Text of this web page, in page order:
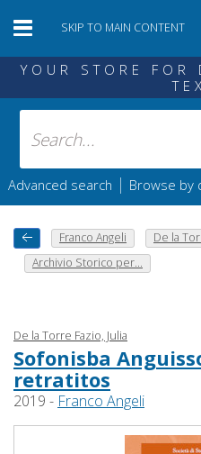
SKIP TO MAIN CONTENT
YOUR STORE FOR
Advanced search | Browse by
Franco Angeli
De la
Archivio Storico per...
De la Torre Fazio, Julia
Sofonisba
retratitos
2019 - Franco Angeli